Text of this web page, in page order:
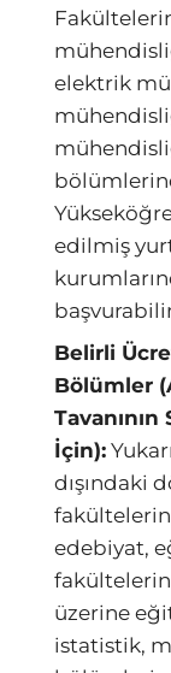
elektrik
edilmiş
Belirli
Bölümler
İçin):
dışındaki
edebiyat,
üzerine
istatistik,